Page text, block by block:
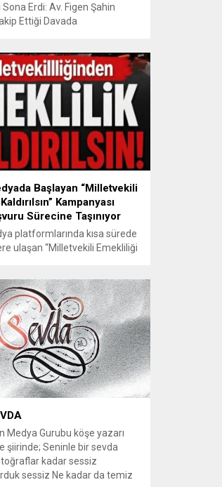
Erdi: Av. Figen Şahin
Ettiği Davada
hukuk boyutlarıyla
– Avusturya’da başlayan
yaklaşık üç yıl boyunca
“Nazar Bebek” dosyasında
tamamlandı. Bursa 3.
Başlayan “Milletvekili
Kampanyası
Sürecine Taşınıyor
platformlarında kısa sürede
ulaşan “Milletvekili Emekliliği
milletvekillerine tanınan
yeniden düzenlenmesi
Dilekçe Komisyonu ve
İletişim Merkezi
resmi başvurular
bulunuyor. Son
medya platformlarında
konular arasında...
Medya Gurubu köşe yazarı
şiirinde; Seninle bir sevda
kadar sessiz
sessiz Ne kadar da temiz